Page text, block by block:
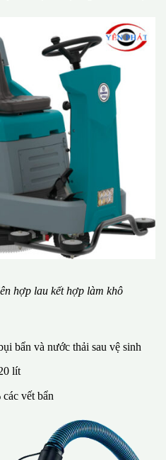
hợp lau kết hợp làm khô
bẩn và nước thải sau vệ sinh
lít
vết bẩn